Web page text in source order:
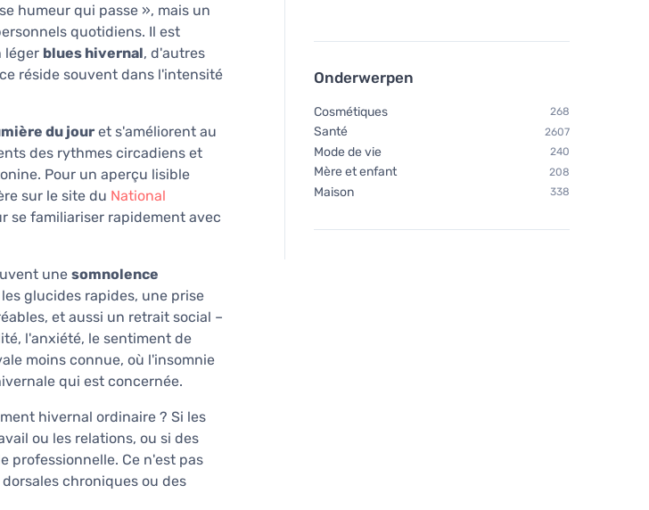
humeur qui passe », mais un
quotidiens. Il est
léger blues hivernal, d'autres
réside souvent dans l'intensité
du jour et s'améliorent au
des rythmes circadiens et
Pour un aperçu lisible
sur le site du National
se familiariser rapidement avec
une somnolence
glucides rapides, une prise
et aussi un retrait social –
l'anxiété, le sentiment de
moins connue, où l'insomnie
qui est concernée.
hivernal ordinaire ? Si les
ou les relations, ou si des
professionnelle. Ce n'est pas
chroniques ou des
Onderwerpen
Cosmétiques 268
Santé 2607
Mode de vie 240
Mère et enfant 208
Maison 338